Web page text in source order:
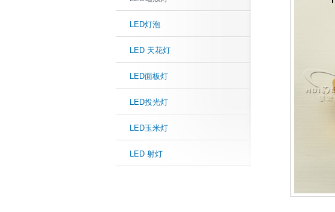
LED灯泡
LED 天花灯
LED面板灯
LED投光灯
LED玉米灯
LED 射灯